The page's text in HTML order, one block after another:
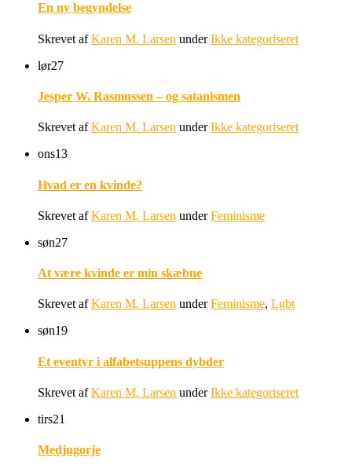
En ny begyndelse
Skrevet afKaren M. Larsen underIkke kategoriseret
lør27
Jesper W. Rasmussen – og satanismen
Skrevet afKaren M. Larsen underIkke kategoriseret
ons13
Hvad er en kvinde?
Skrevet afKaren M. Larsen underFeminisme
søn27
At være kvinde er min skæbne
Skrevet afKaren M. Larsen underFeminisme, Lgbt
søn19
Et eventyr i alfabetsuppens dybder
Skrevet afKaren M. Larsen underIkke kategoriseret
tirs21
Medjugorje